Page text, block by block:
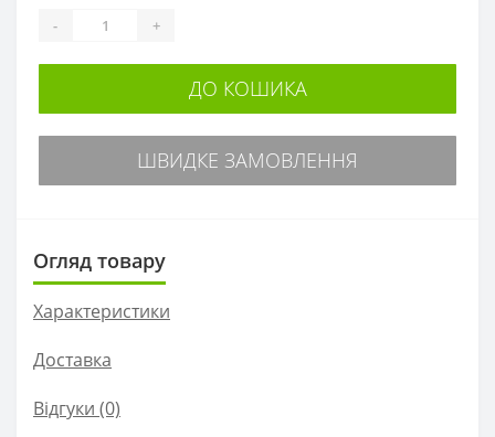
- +
ДО КОШИКА
ШВИДКЕ ЗАМОВЛЕННЯ
Огляд товару
Характеристики
Доставка
Відгуки (0)